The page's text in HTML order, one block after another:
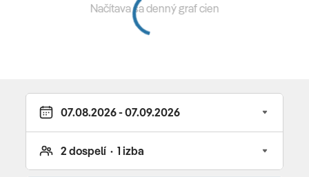
Parkovacie miesta, vonkajšie: bez poplatku
Stravovanie
Raňajky: Raňajky
Polpenzia: raňajky, večere
Načítava sa denný graf cien